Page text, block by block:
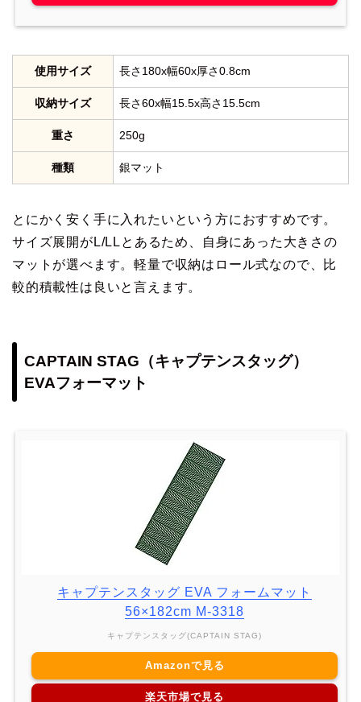
使用サイズ 長さ180x幅60x厚さ0.8cm
収納サイズ 長さ60x幅15.5x高さ15.5cm
重さ 250g
種類 銀マット
とにかく安く手に入れたいという方におすすめです。
サイズ展開がL/LLとあるため、自身にあった大きさの
マットが選べます。軽量で収納はロール式なので、比
較的積載性は良いと言えます。
CAPTAIN STAG（キャプテンスタッグ）
EVAフォーマット
キャプテンスタッグ EVA フォームマット
56×182cm M-3318
キャプテンスタッグ(CAPTAIN STAG)
Amazonで見る
楽天市場で見る